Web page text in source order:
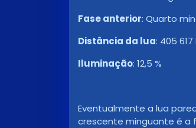
Fase anterior: Quarto
Distância da lua: 405 617
Iluminação: 12,5 %
Eventualmente a lua
crescente minguante é a